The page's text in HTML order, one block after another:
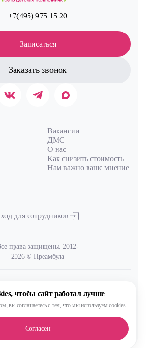
+7(495) 975 15 20
Записаться
Заказать звонок
Вакансии
ДМС
О нас
Как снизить стоимость
Нам важно ваше мнение
для сотрудников
права защищены. 2012-
2026 © Преамбула
Л041-01137-77/00590289 от 05.11.2020
здравоохранения Московской области
Сделано, конечно, в MAX
чтобы сайт работал лучше
вы соглашаетесь с тем, что мы используем cookies
Согласен